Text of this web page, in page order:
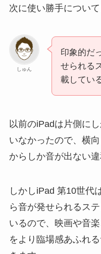
次に使い勝手につい
しゅん
印象的だ
せられる
載してい
以前のiPadは片側に
いなかったので、横
からしか音が出ない
しかしiPad 第10世代
ら音が発せられるス
いるので、映画や音
をより臨場感あふれ